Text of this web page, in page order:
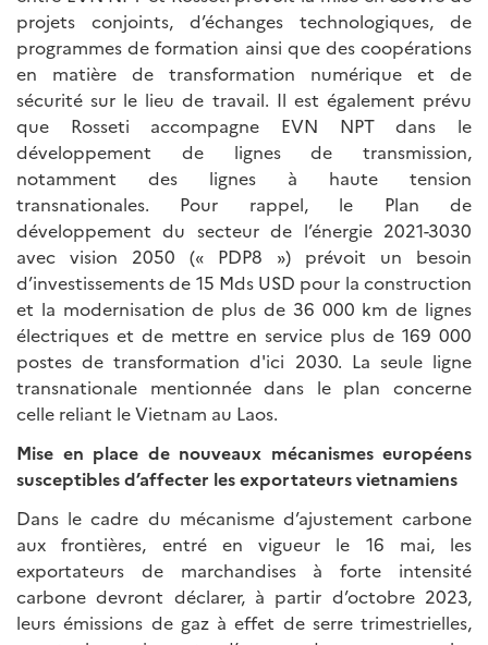
projets conjoints, d’échanges technologiques, de
programmes de formation ainsi que des coopérations
en matière de transformation numérique et de
sécurité sur le lieu de travail. Il est également prévu
que Rosseti accompagne EVN NPT dans le
développement de lignes de transmission,
notamment des lignes à haute tension
transnationales. Pour rappel, le Plan de
développement du secteur de l’énergie 2021-3030
avec vision 2050 (« PDP8 ») prévoit un besoin
d’investissements de 15 Mds USD pour la construction
et la modernisation de plus de 36 000 km de lignes
électriques et de mettre en service plus de 169 000
postes de transformation d'ici 2030. La seule ligne
transnationale mentionnée dans le plan concerne
celle reliant le Vietnam au Laos.
Mise en place de nouveaux mécanismes européens
susceptibles d’affecter les exportateurs vietnamiens
Dans le cadre du mécanisme d’ajustement carbone
aux frontières, entré en vigueur le 16 mai, les
exportateurs de marchandises à forte intensité
carbone devront déclarer, à partir d’octobre 2023,
leurs émissions de gaz à effet de serre trimestrielles,